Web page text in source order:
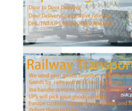
Luftfracht Vorwärts
Seefracht
DDP-Schifffahrt aus China
Eilverschiffen
BAHNFRACHTEN